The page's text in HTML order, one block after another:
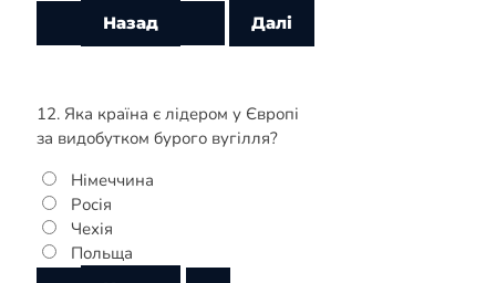
12. Яка країна є лідером у Європі
за видобутком бурого вугілля?
Німеччина
Росія
Чехія
Польща